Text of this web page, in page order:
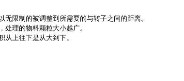
限制的被调整到所需要的与转子之间的距离。
处理的物料颗粒大小越广。
上往下是从大到下。